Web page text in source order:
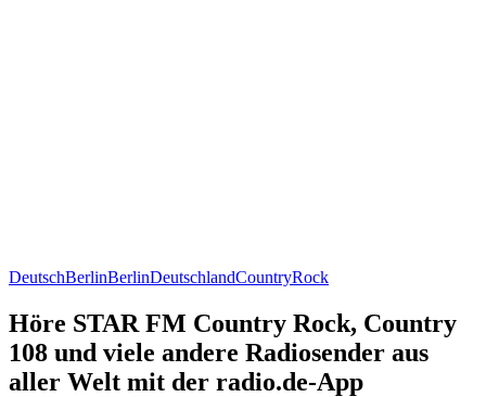
DeutschBerlinBerlinDeutschlandCountryRock
Höre STAR FM Country Rock, Country
108 und viele andere Radiosender aus
aller Welt mit der radio.de-App